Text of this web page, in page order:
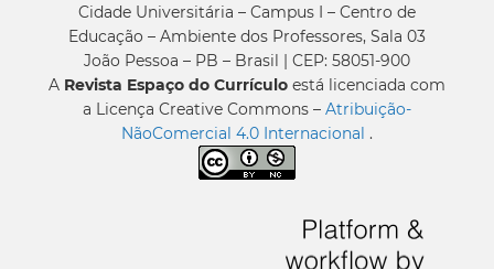
Cidade Universitária – Campus I – Centro de
Educação – Ambiente dos Professores, Sala 03
João Pessoa – PB – Brasil | CEP: 58051-900
A Revista Espaço do Currículo está licenciada com
a Licença Creative Commons – Atribuição-
NãoComercial 4.0 Internacional .